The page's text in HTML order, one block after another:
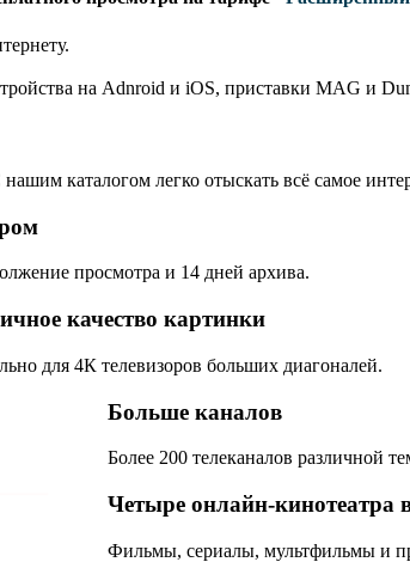
на Adnroid и iOS, приставки MAG и
каталогом легко отыскать всё самое
просмотра и 14 дней архива.
качество картинки
для 4К телевизоров больших диагоналей.
Больше каналов
Более 200 телеканалов различной
Четыре онлайн-кинотеатра
Фильмы, сериалы, мультфильмы и